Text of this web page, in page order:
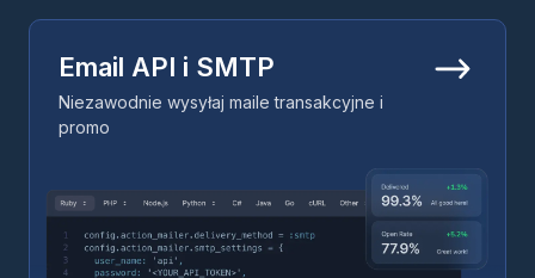
Email API i SMTP
Niezawodnie wysyłaj maile transakcyjne i
promo